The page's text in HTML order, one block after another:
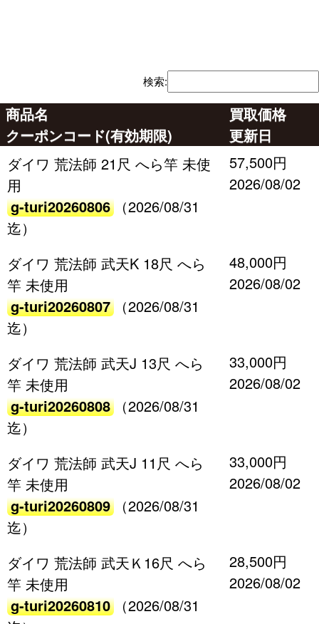
検索:
商品名
クーポンコード(有効期限)
買取価格
更新日
ダイワ 荒法師 21尺 へら竿 未使
用
g-turi20260806
（2026/08/31
迄）
57,500円
2026/08/02
ダイワ 荒法師 武天K 18尺 へら
竿 未使用
g-turi20260807
（2026/08/31
迄）
48,000円
2026/08/02
ダイワ 荒法師 武天J 13尺 へら
竿 未使用
g-turi20260808
（2026/08/31
迄）
33,000円
2026/08/02
ダイワ 荒法師 武天J 11尺 へら
竿 未使用
g-turi20260809
（2026/08/31
迄）
33,000円
2026/08/02
ダイワ 荒法師 武天Ｋ16尺 へら
竿 未使用
g-turi20260810
（2026/08/31
28,500円
2026/08/02